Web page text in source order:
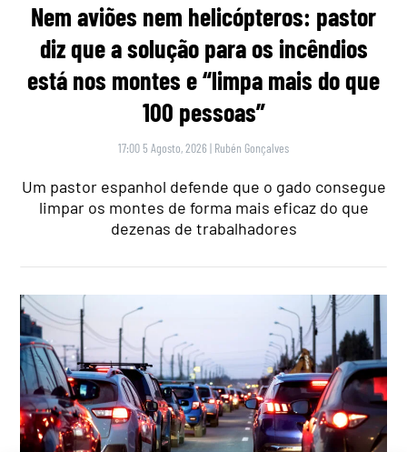
Nem aviões nem helicópteros: pastor
diz que a solução para os incêndios
está nos montes e “limpa mais do que
100 pessoas”
17:00 5 Agosto, 2026 | Rubén Gonçalves
Um pastor espanhol defende que o gado consegue
limpar os montes de forma mais eficaz do que
dezenas de trabalhadores